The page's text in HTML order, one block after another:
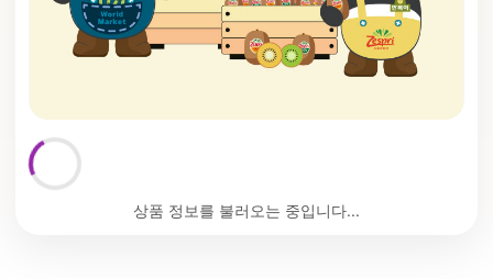
상품 정보를 불러오는 중입니다...